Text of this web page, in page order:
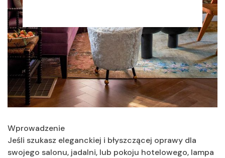
Wprowadzenie
Jeśli szukasz eleganckiej i błyszczącej oprawy dla
swojego salonu, jadalni, lub pokoju hotelowego, lampa